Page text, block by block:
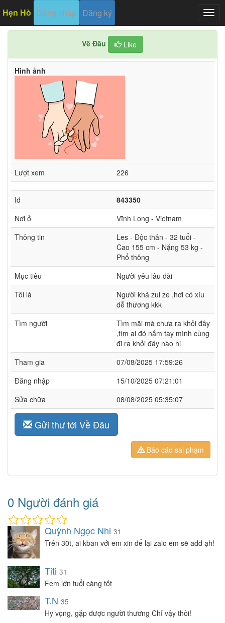
Hẹn Hò Đăng nhập Đăng ký
Về Đâu Like
Hình ảnh
Lượt xem 226
Id
843350
Nơi ở
Vĩnh Long - Vietnam
Thông tin
Les - Độc thân - 32 tuổi -
Cao 155 cm - Nặng 53 kg -
Phổ thông
Mục tiêu
Người yêu lâu dài
Tôi là
Người khá zui ze ,hơi có xíu
dễ thương kkk
Tìm người
Tìm mãi mà chưa ra khỏi đây
,tìm ai đó nắm tay mình cùng
đi ra khỏi đây nào hi
Tham gia
07/08/2025 17:59:26
Đăng nhập
15/10/2025 07:21:01
Sửa chữa
08/08/2025 05:35:07
Gửi thư tới Về Đâu
Báo cáo sai phạm
0 Người đánh giá
Quỳnh Ngọc Nhi 31
Trên 30t, ai kban với em xin để lại zalo em sẽ add ạh!
Titi 31
Fem lớn tuổi càng tốt
T.N 35
Hy vọng, gặp được người thương Chỉ vậy thôi!